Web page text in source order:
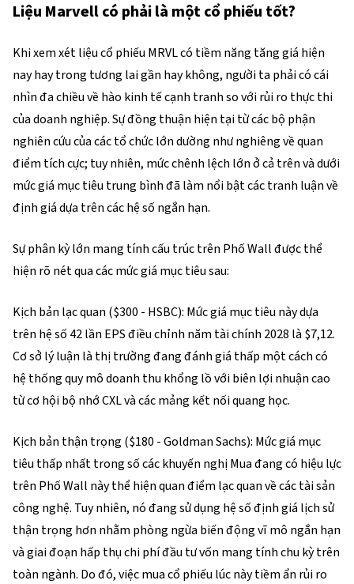
Liệu Marvell có phải là một cổ phiếu tốt?
Khi xem xét liệu cổ phiếu MRVL có tiềm năng tăng giá hiện
nay hay trong tương lai gần hay không, người ta phải có cái
nhìn đa chiều về hào kinh tế cạnh tranh so với rủi ro thực thi
của doanh nghiệp. Sự đồng thuận hiện tại từ các bộ phận
nghiên cứu của các tổ chức lớn dường như nghiêng về quan
điểm tích cực; tuy nhiên, mức chênh lệch lớn ở cả trên và dưới
mức giá mục tiêu trung bình đã làm nổi bật các tranh luận về
định giá dựa trên các hệ số ngắn hạn.
Sự phân kỳ lớn mang tính cấu trúc trên Phố Wall được thể
hiện rõ nét qua các mức giá mục tiêu sau:
Kịch bản lạc quan ($300 - HSBC): Mức giá mục tiêu này dựa
trên hệ số 42 lần EPS điều chỉnh năm tài chính 2028 là $7,12.
Cơ sở lý luận là thị trường đang đánh giá thấp một cách có
hệ thống quy mô doanh thu khổng lồ với biên lợi nhuận cao
từ cơ hội bộ nhớ CXL và các mảng kết nối quang học.
Kịch bản thận trọng ($180 - Goldman Sachs): Mức giá mục
tiêu thấp nhất trong số các khuyến nghị Mua đang có hiệu lực
trên Phố Wall này thể hiện quan điểm lạc quan về các tài sản
công nghệ. Tuy nhiên, nó đang sử dụng hệ số định giá lịch sử
thận trọng hơn nhằm phòng ngừa biến động vĩ mô ngắn hạn
và giai đoạn hấp thụ chi phí đầu tư vốn mang tính chu kỳ trên
toàn ngành. Do đó, việc mua cổ phiếu lúc này tiềm ẩn rủi ro